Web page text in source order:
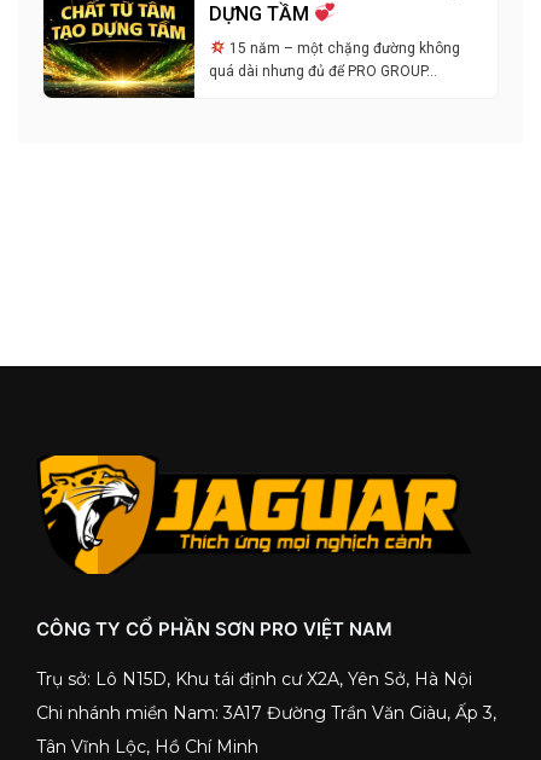
DỰNG TẦM
15 năm – một chặng đường không
quá dài nhưng đủ để PRO GROUP…
CÔNG TY CỔ PHẦN SƠN PRO VIỆT NAM
Trụ sở: Lô N15D, Khu tái định cư X2A, Yên Sở, Hà Nội
Chi nhánh miền Nam: 3A17 Đường Trần Văn Giàu, Ấp 3,
Tân Vĩnh Lộc, Hồ Chí Minh